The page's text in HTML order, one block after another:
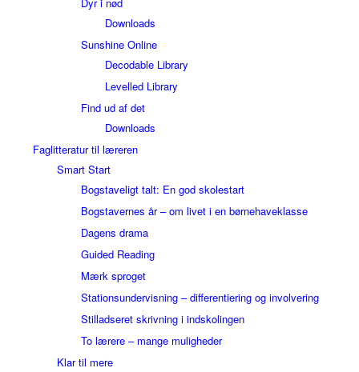
Downloads
Sunshine Online
Decodable Library
Levelled Library
Find ud af det
Downloads
Faglitteratur til læreren
Smart Start
Bogstaveligt talt: En god skolestart
Bogstavernes år – om livet i en børnehaveklasse
Dagens drama
Guided Reading
Mærk sproget
Stationsundervisning – differentiering og involvering
Stilladseret skrivning i indskolingen
To lærere – mange muligheder
Klar til mere